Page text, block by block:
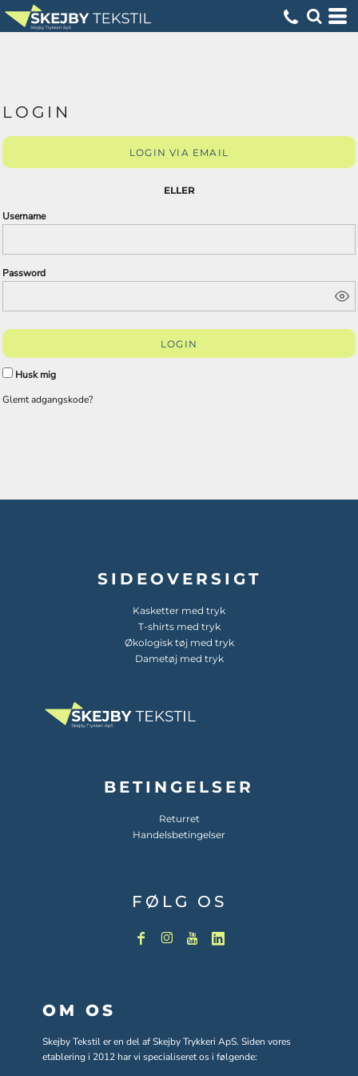
LOGIN
LOGIN VIA EMAIL
ELLER
Username
Password
LOGIN
Husk mig
Glemt adgangskode?
SIDEOVERSIGT
Kasketter med tryk
T-shirts med tryk
Økologisk tøj med tryk
Dametøj med tryk
BETINGELSER
Returret
Handelsbetingelser
FØLG OS
OM OS
Skejby Tekstil er en del af Skejby Trykkeri ApS. Siden vores
etablering i 2012 har vi specialiseret os i følgende: